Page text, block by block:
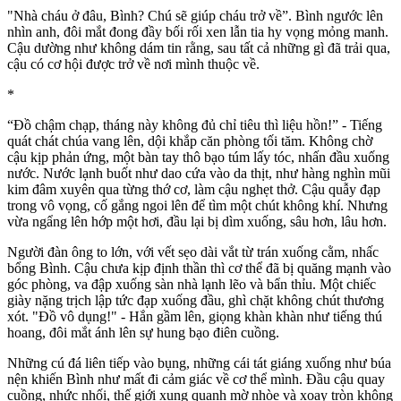
"Nhà cháu ở đâu, Bình? Chú sẽ giúp cháu trở về”. Bình ngước lên
nhìn anh, đôi mắt đong đầy bối rối xen lẫn tia hy vọng mỏng manh.
Cậu dường như không dám tin rằng, sau tất cả những gì đã trải qua,
cậu có cơ hội được trở về nơi mình thuộc về.
*
“Đồ chậm chạp, tháng này không đủ chỉ tiêu thì liệu hồn!” - Tiếng
quát chát chúa vang lên, dội khắp căn phòng tối tăm. Không chờ
cậu kịp phản ứng, một bàn tay thô bạo túm lấy tóc, nhấn đầu xuống
nước. Nước lạnh buốt như dao cứa vào da thịt, như hàng nghìn mũi
kim đâm xuyên qua từng thớ cơ, làm cậu nghẹt thở. Cậu quẫy đạp
trong vô vọng, cố gắng ngoi lên để tìm một chút không khí. Nhưng
vừa ngẩng lên hớp một hơi, đầu lại bị dìm xuống, sâu hơn, lâu hơn.
Người đàn ông to lớn, với vết sẹo dài vắt từ trán xuống cằm, nhấc
bổng Bình. Cậu chưa kịp định thần thì c‌ơ th‌ể đã bị quăng mạnh vào
góc phòng, va đập xuống sàn nhà lạnh lẽo và bẩn thỉu. Một chiếc
giày nặng trịch lập tức đạp xuống đầu, ghì chặt không chút thương
xót. "Đồ vô dụng!" - Hắn gầm lên, giọng khàn khàn như tiếng thú
hoang, đôi mắt ánh lên sự hung bạo điên cuồng.
Những cú đá liên tiếp vào bụng, những cái tát giáng xuống như búa
nện khiến Bình như mất đi cảm giác về c‌ơ th‌ể mình. Đầu cậu quay
cuồng, nhức nhối, thế giới xung quanh mờ nhòe và xoay tròn không